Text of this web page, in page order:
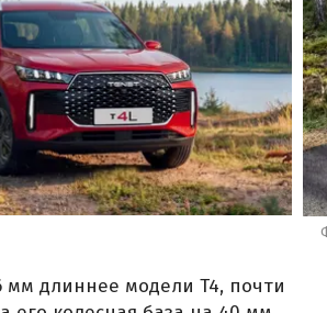
мм длиннее модели T4, почти